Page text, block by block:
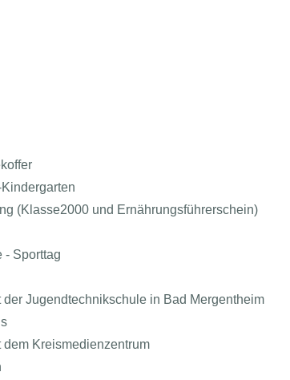
(Klasse2000 und Ernährungsführerschein)
- Sporttag
Jugendtechnikschule in Bad Mergentheim
Kreismedienzentrum